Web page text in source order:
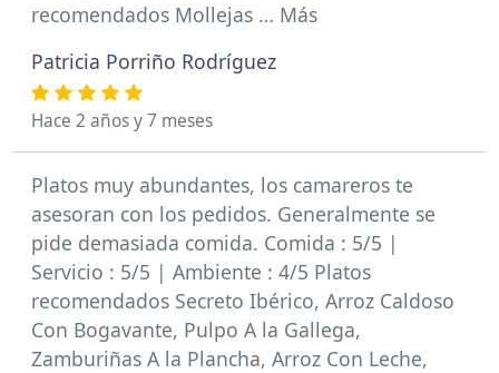
recomendados Mollejas … Más
Patricia Porriño Rodríguez
Hace 2 años y 7 meses
Platos muy abundantes, los camareros te
asesoran con los pedidos. Generalmente se
pide demasiada comida. Comida : 5/5 |
Servicio : 5/5 | Ambiente : 4/5 Platos
recomendados Secreto Ibérico, Arroz Caldoso
Con Bogavante, Pulpo A la Gallega,
Zamburiñas A la Plancha, Arroz Con Leche,